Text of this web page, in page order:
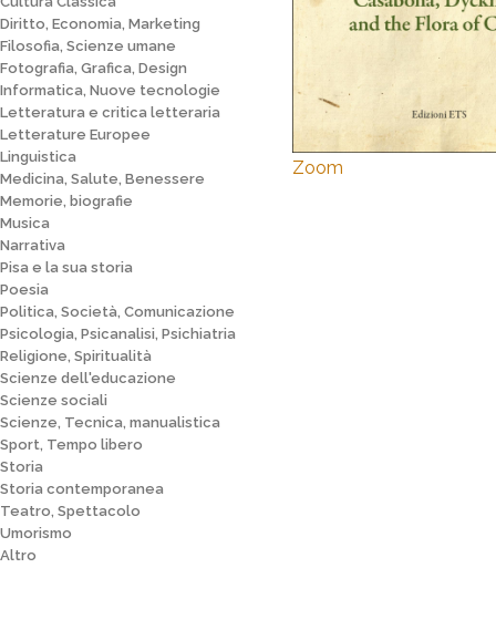
Diritto, Economia, Marketing
Filosofia, Scienze umane
Fotografia, Grafica, Design
Informatica, Nuove tecnologie
Letteratura e critica letteraria
Letterature Europee
Linguistica
Medicina, Salute, Benessere
Memorie, biografie
Musica
Narrativa
Pisa e la sua storia
Poesia
Politica, Società, Comunicazione
Psicologia, Psicanalisi, Psichiatria
Religione, Spiritualità
Scienze dell'educazione
Scienze sociali
Scienze, Tecnica, manualistica
Sport, Tempo libero
Storia
Storia contemporanea
Teatro, Spettacolo
Umorismo
Altro
Zoom